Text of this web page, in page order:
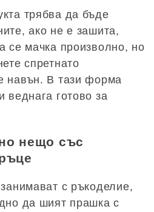
трябва да бъде
ако не е зашита,
се мачка произволно, но
спретнато
навън. В тази форма
веднага готово за
нещо със
с ръкоделие,
да шият прашка с